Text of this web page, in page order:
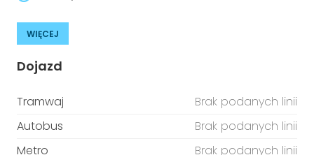
WIĘCEJ
Dojazd
Tramwaj
Brak podanych linii
Autobus
Brak podanych linii
Metro
Brak podanych linii